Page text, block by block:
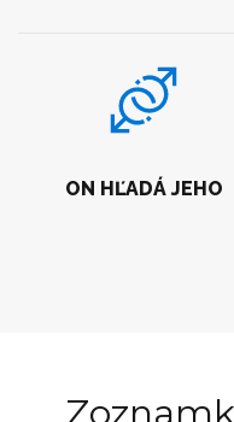
ON HĽADÁ JEHO